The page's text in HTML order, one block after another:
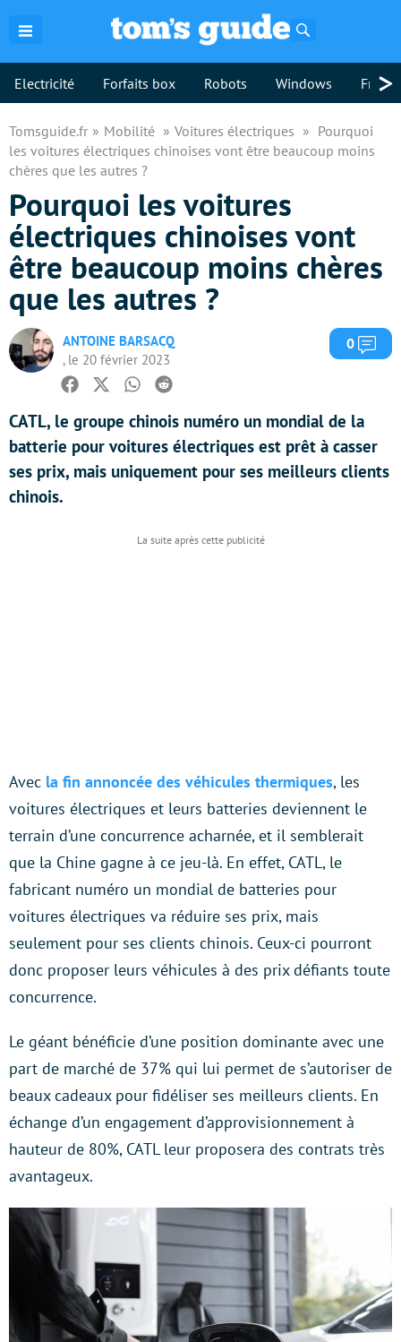
Electricité Forfaits box Robots Windows >
Tomsguide.fr Mobilité Voitures électriques
Pourquoi
les voitures électriques chinoises vont être beaucoup moins
chères que les autres ?
Pourquoi les voitures
électriques chinoises vont
être beaucoup moins chères
que les autres ?
ANTOINE BARSACQ
, le 20 février 2023
0
Facebook
TwitterWhatsapp
Reddit
CATL, le groupe chinois numéro un mondial de la
batterie pour voitures électriques est prêt à casser
ses prix, mais uniquement pour ses meilleurs clients
chinois.
Avec la fin annoncée des véhicules thermiques, les
voitures électriques et leurs batteries deviennent le
terrain d’une concurrence acharnée, et il semblerait
que la Chine gagne à ce jeu-là. En effet, CATL, le
fabricant numéro un mondial de batteries pour
voitures électriques va réduire ses prix, mais
seulement pour ses clients chinois. Ceux-ci pourront
donc proposer leurs véhicules à des prix défiants toute
concurrence.
Le géant bénéficie d’une position dominante avec une
part de marché de 37% qui lui permet de s’autoriser de
beaux cadeaux pour fidéliser ses meilleurs clients. En
échange d’un engagement d’approvisionnement à
hauteur de 80%, CATL leur proposera des contrats très
avantageux.